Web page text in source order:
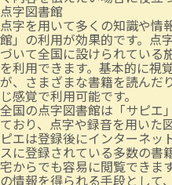
点字図書館
点字を用いて多くの知識や情
館」の利用が効果的です。点
づいて全国に設けられている
を利用できます。基本的に視
が、さまざまな書籍を読んだ
じ感覚で利用可能です。
全国の点字図書館は「サピエ
ており、点字や録音を用いた
ピエは登録後にインターネッ
スに登録されている多数の書
宅からでも容易に閲覧できま
の情報を得られる手段として